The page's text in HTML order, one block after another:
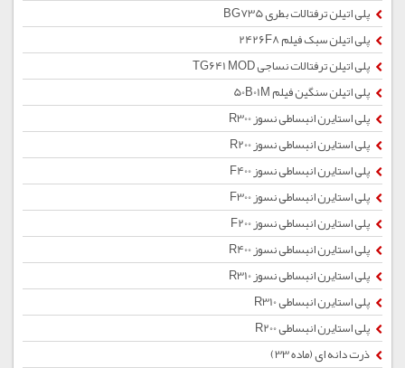
پلی اتیلن ترفتالات بطری BG735
پلی اتیلن سبک فیلم 2426F8
پلی اتیلن ترفتالات نساجی TG641 MOD
پلی اتیلن سنگین فیلم 50B01M
پلی استایرن انبساطی نسوز R300
پلی استایرن انبساطی نسوز R200
پلی استایرن انبساطی نسوز F400
پلی استایرن انبساطی نسوز F300
پلی استایرن انبساطی نسوز F200
پلی استایرن انبساطی نسوز R400
پلی استایرن انبساطی نسوز R310
پلی استایرن انبساطی R310
پلی استایرن انبساطی R200
ذرت دانه ای (ماده 33)